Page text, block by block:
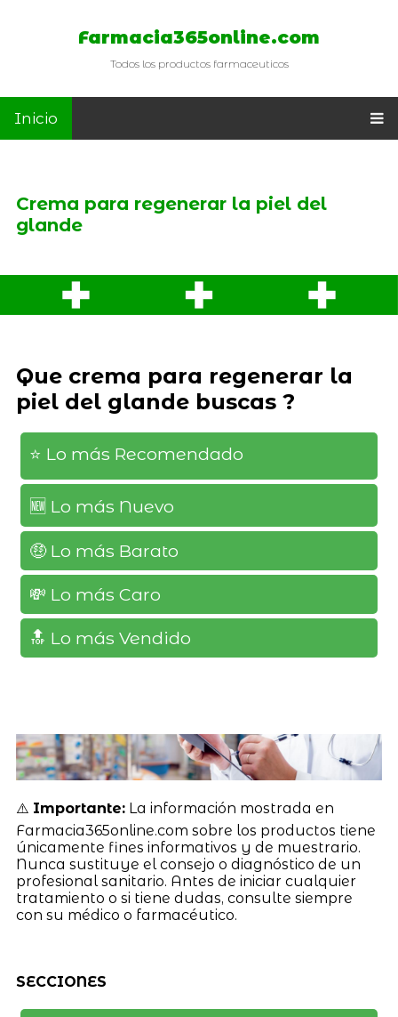
Farmacia365online.com
Todos los productos farmaceuticos
Inicio
Crema para regenerar la piel del
glande
Que crema para regenerar la
piel del glande buscas ?
⭐️ Lo más Recomendado
🆕️ Lo más Nuevo
🤑 Lo más Barato
💸 Lo más Caro
🔝 Lo más Vendido
⚠️ Importante:La información mostrada en
Farmacia365online.com sobre los productos tiene
únicamente fines informativos y de muestrario.
Nunca sustituye el consejo o diagnóstico de un
profesional sanitario. Antes de iniciar cualquier
tratamiento o si tiene dudas, consulte siempre
con su médico o farmacéutico.
SECCIONES